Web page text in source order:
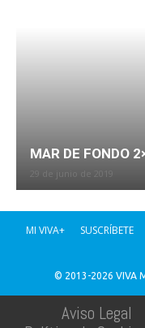
MAR DE FONDO
29 de junio de 2019
MI VIVA+ SUSCRÍBETE
© 2013-2026 VIVA
Aviso Legal